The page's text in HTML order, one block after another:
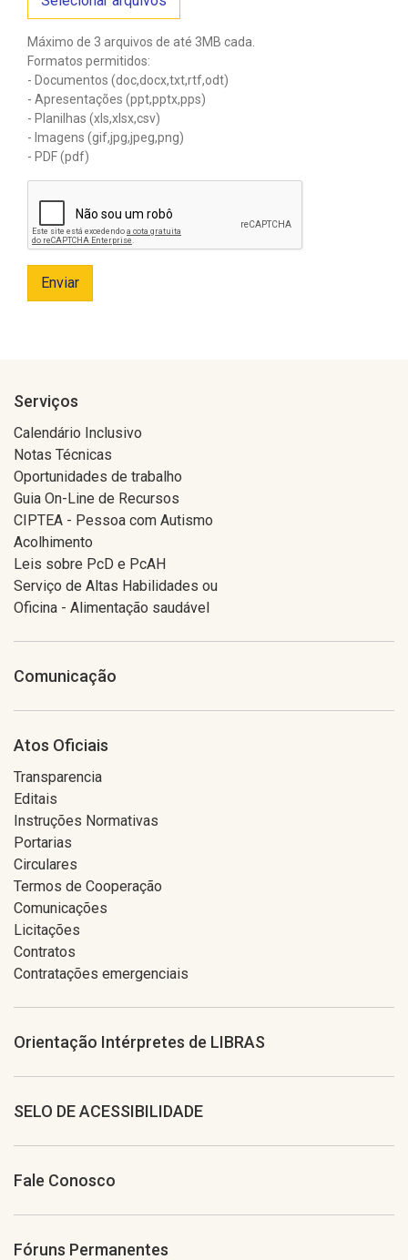
Máximo de 3 arquivos de até 3MB cada.
Formatos permitidos:
- Documentos (doc,docx,txt,rtf,odt)
- Apresentações (ppt,pptx,pps)
- Planilhas (xls,xlsx,csv)
- Imagens (gif,jpg,jpeg,png)
- PDF (pdf)
Enviar
Serviços
Calendário Inclusivo
Notas Técnicas
Oportunidades de trabalho
Guia On-Line de Recursos
CIPTEA - Pessoa com Autismo
Acolhimento
Leis sobre PcD e PcAH
Serviço de Altas Habilidades ou
Oficina - Alimentação saudável
Comunicação
Atos Oficiais
Transparencia
Editais
Instruções Normativas
Portarias
Circulares
Termos de Cooperação
Comunicações
Licitações
Contratos
Contratações emergenciais
Orientação Intérpretes de LIBRAS
SELO DE ACESSIBILIDADE
Fale Conosco
Fóruns Permanentes